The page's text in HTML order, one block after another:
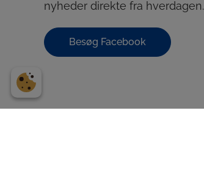
nyheder direkte fra hverdagen.
Besøg Facebook